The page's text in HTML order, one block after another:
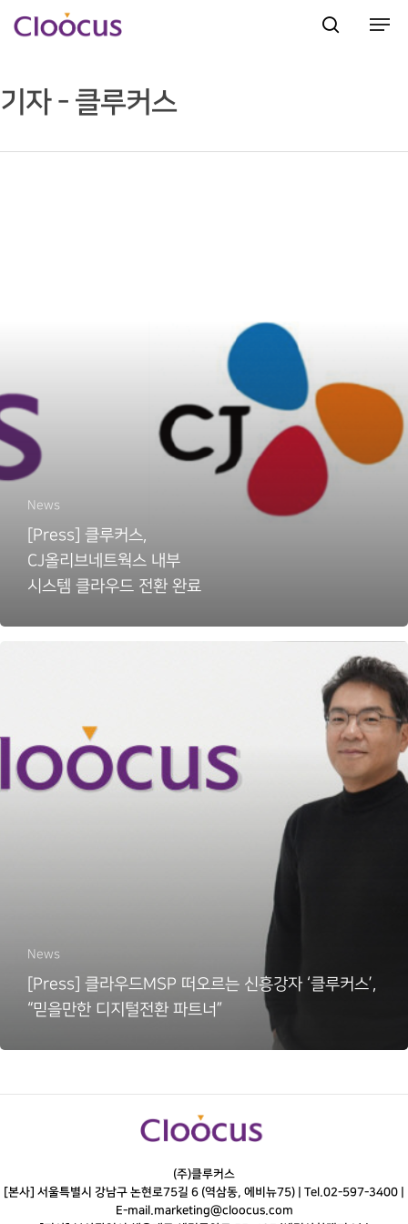
Hit enter to search or ESC to close
기자 - 클루커스
News
[Press] 클루커스,
CJ올리브네트웍스 내부
시스템 클라우드 전환 완료
News
[Press] 클라우드MSP 떠오르는 신흥강자 ‘클루커스’,
“믿을만한 디지털전환 파트너”
(주)클루커스
[본사] 서울특별시 강남구 논현로75길 6 (역삼동, 에비뉴75) | Tel.02-597-3400
E-mail. marketing@cloocus.com